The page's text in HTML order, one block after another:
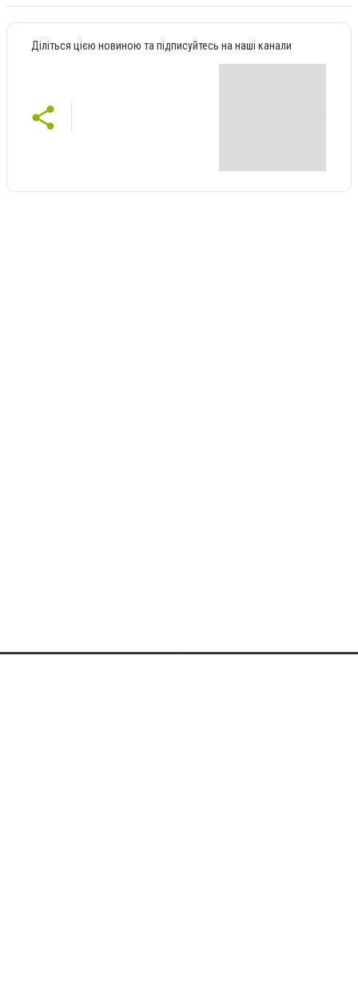
Діліться цією новиною та підписуйтесь на наші канали